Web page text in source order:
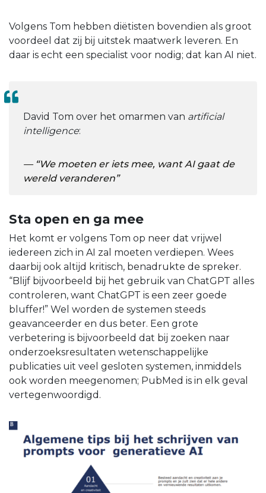
Volgens Tom hebben diëtisten bovendien als groot
voordeel dat zij bij uitstek maatwerk leveren. En
daar is echt een specialist voor nodig; dat kan AI niet.
David Tom over het omarmen van artificial
intelligence:
“We moeten er iets mee, want AI gaat de
wereld veranderen”
Sta open en ga mee
Het komt er volgens Tom op neer dat vrijwel
iedereen zich in AI zal moeten verdiepen. Wees
daarbij ook altijd kritisch, benadrukte de spreker.
“Blijf bijvoorbeeld bij het gebruik van ChatGPT alles
controleren, want ChatGPT is een zeer goede
bluffer!” Wel worden de systemen steeds
geavanceerder en dus beter. Een grote
verbetering is bijvoorbeeld dat bij zoeken naar
onderzoeksresultaten wetenschappelijke
publicaties uit veel gesloten systemen, inmiddels
ook worden meegenomen; PubMed is in elk geval
vertegenwoordigd.